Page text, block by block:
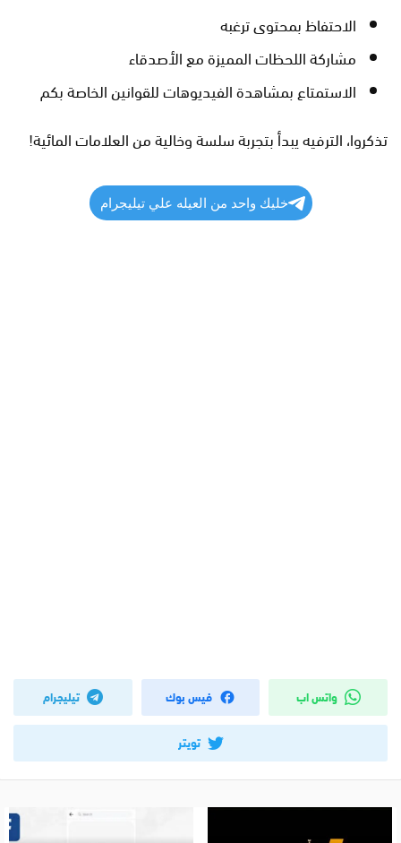
الاحتفاظ بمحتوى ترغبه
مشاركة اللحظات المميزة مع الأصدقاء
الاستمتاع بمشاهدة الفيديوهات للقوانين الخاصة بكم
تذكروا، الترفيه يبدأ بتجربة سلسة وخالية من العلامات المائية!
خليك واحد من العيله علي تيليجرام
واتس اب فيس بوك تيليجرام
تويتر